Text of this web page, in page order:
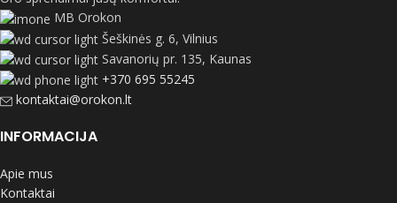
MB Orokon
Šeškinės g. 6, Vilnius
Savanorių pr. 135, Kaunas
+370 695 55245
kontaktai@orokon.lt
INFORMACIJA
Apie mus
Kontaktai